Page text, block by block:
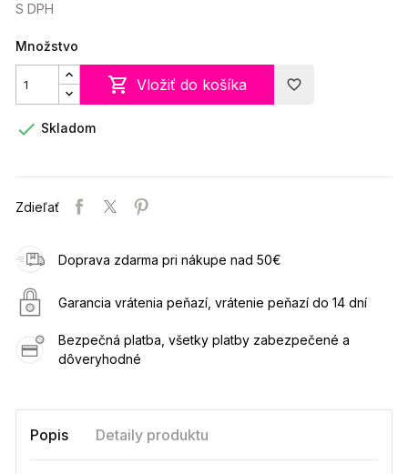
S DPH
Množstvo
 Vložiť do košíka favorite_border
 Skladom
Zdieľať
Doprava zdarma pri nákupe nad 50€
Garancia vrátenia peňazí, vrátenie peňazí do 14 dní
Bezpečná platba, všetky platby zabezpečené a
dôveryhodné
Popis Detaily produktu